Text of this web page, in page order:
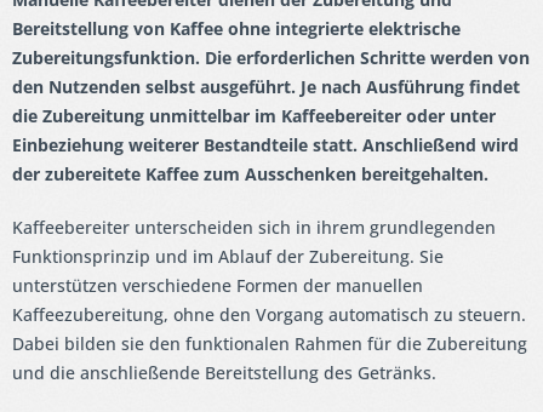
Bereitstellung von Kaffee ohne integrierte elektrische
Zubereitungsfunktion. Die erforderlichen Schritte werden von
den Nutzenden selbst ausgeführt. Je nach Ausführung findet
die Zubereitung unmittelbar im Kaffeebereiter oder unter
Einbeziehung weiterer Bestandteile statt. Anschließend wird
der zubereitete Kaffee zum Ausschenken bereitgehalten.
Kaffeebereiter unterscheiden sich in ihrem grundlegenden
Funktionsprinzip und im Ablauf der Zubereitung. Sie
unterstützen verschiedene Formen der manuellen
Kaffeezubereitung, ohne den Vorgang automatisch zu steuern.
Dabei bilden sie den funktionalen Rahmen für die Zubereitung
und die anschließende Bereitstellung des Getränks.